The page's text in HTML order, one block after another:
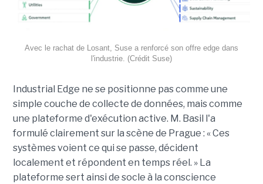
Avec le rachat de Losant, Suse a renforcé son offre edge dans
l'industrie. (Crédit Suse)
Industrial Edge ne se positionne pas comme une
simple couche de collecte de données, mais comme
une plateforme d'exécution active. M. Basil l'a
formulé clairement sur la scène de Prague : « Ces
systèmes voient ce qui se passe, décident
localement et répondent en temps réel. » La
plateforme sert ainsi de socle à la conscience